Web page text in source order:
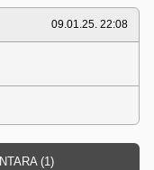
09.01.25. 22:08
(1)